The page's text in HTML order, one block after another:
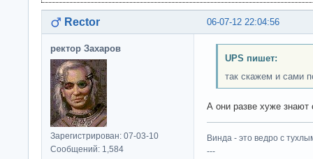
06-07-12 22:04:56
Rector
ректор Захаров
Зарегистрирован: 07-03-10
Сообщений: 1,584
UPS пишет:
так скажем и сами
А они разве хуже
Винда - это ведро с
---